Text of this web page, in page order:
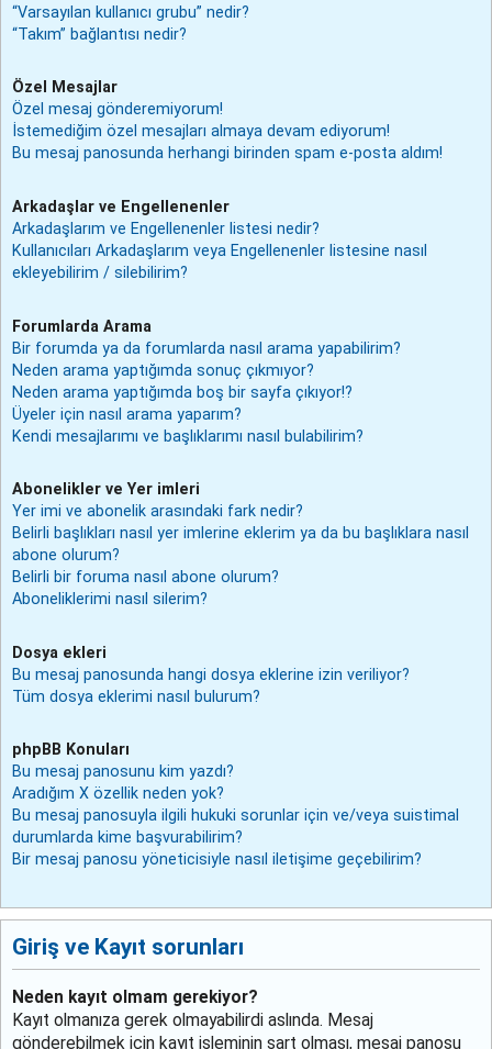
“Varsayılan kullanıcı grubu” nedir?
“Takım” bağlantısı nedir?
Özel Mesajlar
Özel mesaj gönderemiyorum!
İstemediğim özel mesajları almaya devam ediyorum!
Bu mesaj panosunda herhangi birinden spam e-posta aldım!
Arkadaşlar ve Engellenenler
Arkadaşlarım ve Engellenenler listesi nedir?
Kullanıcıları Arkadaşlarım veya Engellenenler listesine nasıl
ekleyebilirim / silebilirim?
Forumlarda Arama
Bir forumda ya da forumlarda nasıl arama yapabilirim?
Neden arama yaptığımda sonuç çıkmıyor?
Neden arama yaptığımda boş bir sayfa çıkıyor!?
Üyeler için nasıl arama yaparım?
Kendi mesajlarımı ve başlıklarımı nasıl bulabilirim?
Abonelikler ve Yer imleri
Yer imi ve abonelik arasındaki fark nedir?
Belirli başlıkları nasıl yer imlerine eklerim ya da bu başlıklara nasıl
abone olurum?
Belirli bir foruma nasıl abone olurum?
Aboneliklerimi nasıl silerim?
Dosya ekleri
Bu mesaj panosunda hangi dosya eklerine izin veriliyor?
Tüm dosya eklerimi nasıl bulurum?
phpBB Konuları
Bu mesaj panosunu kim yazdı?
Aradığım X özellik neden yok?
Bu mesaj panosuyla ilgili hukuki sorunlar için ve/veya suistimal
durumlarda kime başvurabilirim?
Bir mesaj panosu yöneticisiyle nasıl iletişime geçebilirim?
Giriş ve Kayıt sorunları
Neden kayıt olmam gerekiyor?
Kayıt olmanıza gerek olmayabilirdi aslında. Mesaj
gönderebilmek için kayıt işleminin şart olması, mesaj panosu